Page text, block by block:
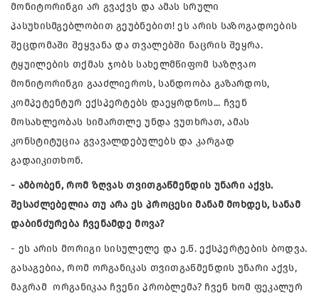
მონიტორინგი არ გვაქვს და ამას სრული
პასუხისმგებლობით გეუბნებით! ეს არის საზოგადოების
შეცდომაში შეყვანა და თვალებში ნაცრის შეყრა.
ტყუილების თქმას ჯობს სახელმწიფომ საზღვაო
მონიტორინგი გააძლიეროს, სანდოობა გაზარდოს,
კომპეტენტურ ექსპერტებს დაეყრდნოს... ჩვენ
მოსახლეობას სიმართლე უნდა ვუთხრათ, ამას
კონსტიტუცია გვავალდებულებს და კარგად
გადაიკითხონ.
- ამბობენ, რომ ზღვას თვითგაწმენდის უნარი აქვს.
შესაძლებელია თუ არა ეს პროცესი მანამ მოხდეს, სანამ
დაბინძურება ჩვენამდე მოვა?
- ეს არის მორიგი სისულელე და ე.წ. ექსპერტების ბოდვა.
გასაგებია, რომ ორგანიკას თვითგაწმენდის უნარი აქვს,
მაგრამ ორგანიკაა ჩვენი პრობლემა? ჩვენ ხომ ფეკალურ